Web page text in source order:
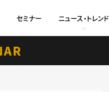
セミナー ニュース・トレンド